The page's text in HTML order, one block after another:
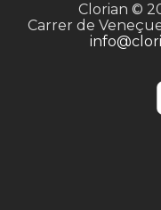
Clorian ©
Carrer de